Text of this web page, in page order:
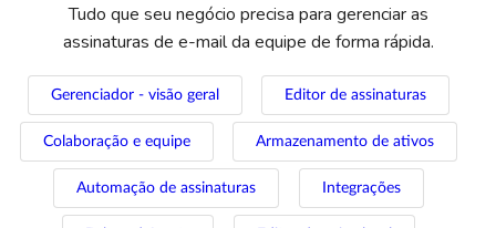
Tudo que seu negócio precisa para gerenciar as
assinaturas de e-mail da equipe de forma rápida.
Gerenciador - visão geral Editor de assinaturas
Colaboração e equipe Armazenamento de ativos
Automação de assinaturas Integrações